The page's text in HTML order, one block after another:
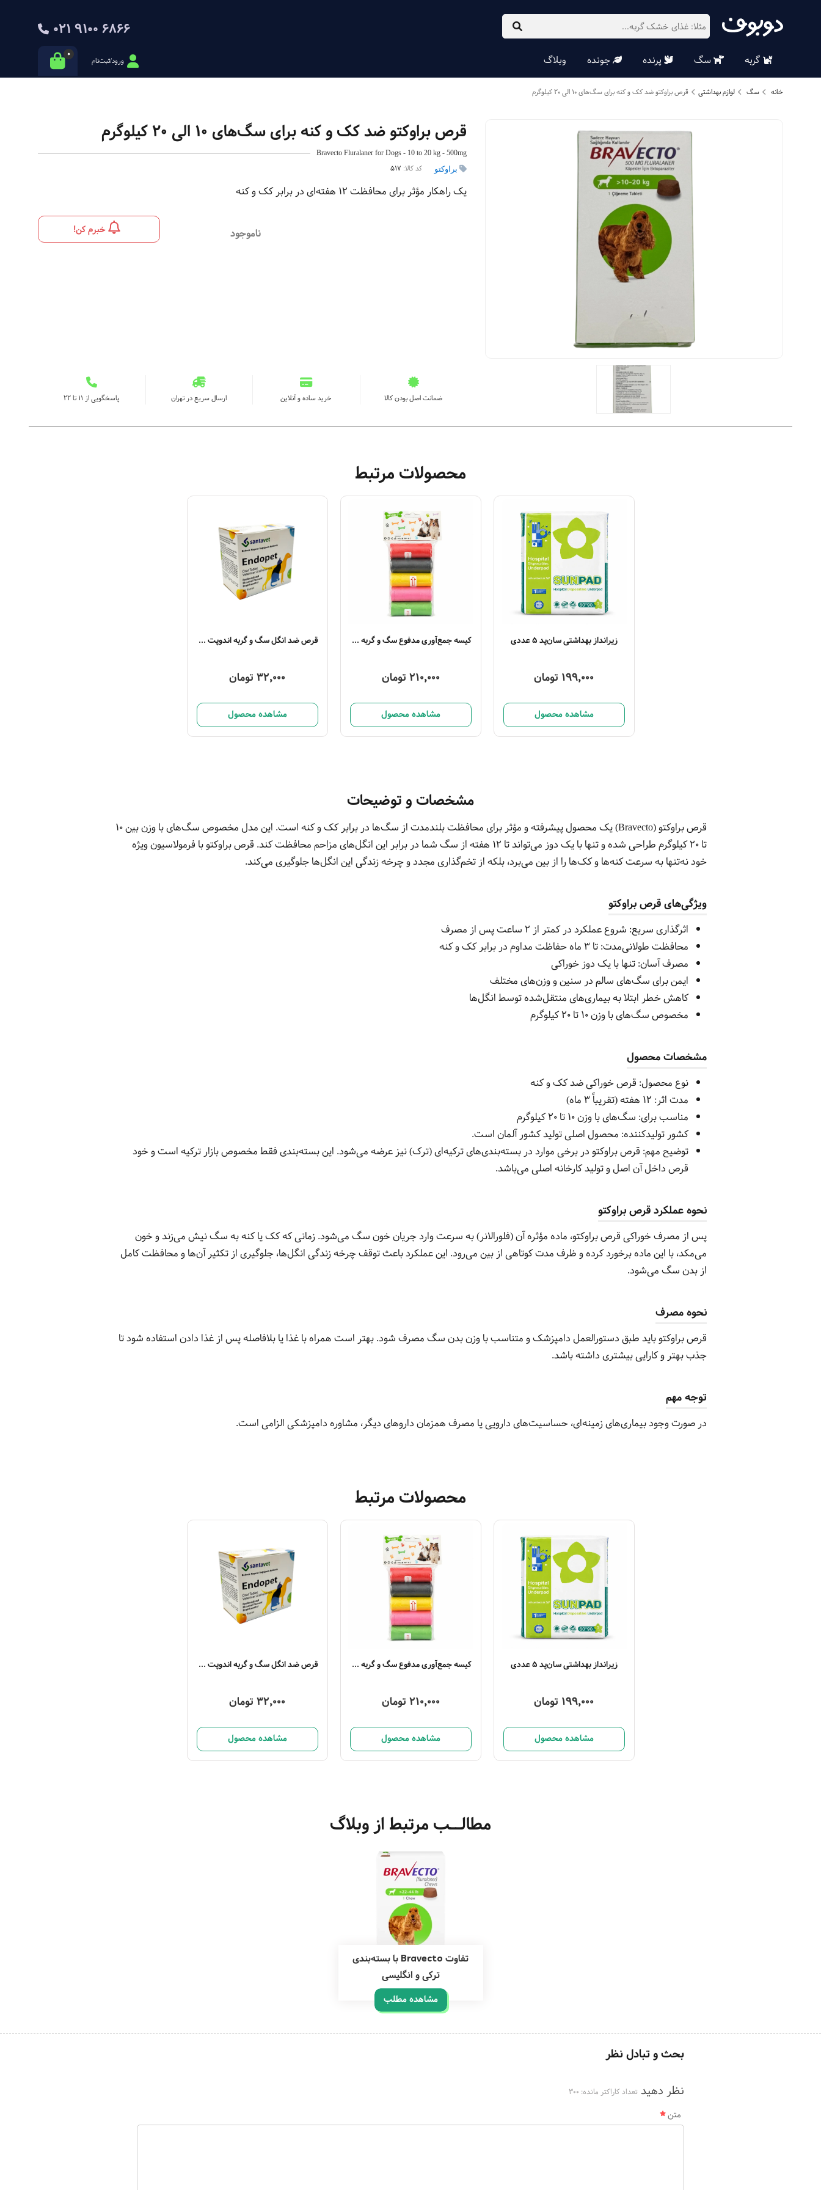
021 9100 6866
ورود/ثبت‌نام
0 گربه سگ پرنده جونده وبلاگ
خانه سگ لوازم بهداشتی قرص براوکتو ضد کک و کنه برای سگ‌های 10 الی 20 کیلوگرم
قرص براوکتو ضد کک و کنه برای سگ‌های 10 الی 20 کیلوگرم
Bravecto Fluralaner for Dogs - 10 to 20 kg - 500mg
براوکتو کد کالا:
یک راهکار مؤثر برای محافظت ۱۲ هفته‌ای در برابر کک و کنه
ناموجود خبرم کن!
ضمانت اصل بودن کالا خرید ساده و آنلاین ارسال سریع در تهران پاسخگویی از ۱۱ تا ۲۲
محصولات مرتبط
زیرانداز بهداشتی سان‌پد 5 عددی
199,000 تومان
مشاهده محصول
کیسه جمع‌آوری مدفوع سگ و گربه 5 عددی
210,000 تومان
مشاهده محصول
قرص ضد انگل سگ و گربه اندوپت 1 عددی
32,000 تومان
مشاهده محصول
مشخصات و توضیحات
قرص براوکتو (Bravecto) یک محصول پیشرفته و مؤثر برای محافظت بلندمدت از سگ‌ها در برابر کک و کنه است. این مدل مخصوص سگ‌های با وزن بین ۱۰
تا ۲۰ کیلوگرم طراحی شده و تنها با یک دوز می‌تواند تا ۱۲ هفته از سگ شما در برابر این انگل‌های مزاحم محافظت کند. قرص براوکتو با فرمولاسیون ویژه
خود نه‌تنها به سرعت کنه‌ها و کک‌ها را از بین می‌برد، بلکه از تخم‌گذاری مجدد و چرخه زندگی این انگل‌ها جلوگیری می‌کند.
ویژگی‌های قرص براوکتو
اثرگذاری سریع: شروع عملکرد در کمتر از ۲ ساعت پس از مصرف
محافظت طولانی‌مدت: تا ۳ ماه حفاظت مداوم در برابر کک و کنه
مصرف آسان: تنها با یک دوز خوراکی
ایمن برای سگ‌های سالم در سنین و وزن‌های مختلف
کاهش خطر ابتلا به بیماری‌های منتقل‌شده توسط انگل‌ها
مخصوص سگ‌های با وزن ۱۰ تا ۲۰ کیلوگرم
مشخصات محصول
نوع محصول: قرص خوراکی ضد کک و کنه
مدت اثر: ۱۲ هفته (تقریباً ۳ ماه)
مناسب برای: سگ‌های با وزن ۱۰ تا ۲۰ کیلوگرم
کشور تولیدکننده: محصول اصلی تولید کشور آلمان است.
توضیح مهم: قرص براوکتو در برخی موارد در بسته‌بندی‌های ترکیه‌ای (ترک) نیز عرضه می‌شود. این بسته‌بندی فقط مخصوص بازار ترکیه است و خود
قرص داخل آن اصل و تولید کارخانه اصلی می‌باشد.
نحوه عملکرد قرص براوکتو
پس از مصرف خوراکی قرص براوکتو، ماده مؤثره آن (فلورالانر) به سرعت وارد جریان خون سگ می‌شود. زمانی که کک یا کنه به سگ نیش می‌زند و خون
می‌مکد، با این ماده برخورد کرده و ظرف مدت کوتاهی از بین می‌رود. این عملکرد باعث توقف چرخه زندگی انگل‌ها، جلوگیری از تکثیر آن‌ها و محافظت کامل
از بدن سگ می‌شود.
نحوه مصرف
قرص براوکتو باید طبق دستورالعمل دامپزشک و متناسب با وزن بدن سگ مصرف شود. بهتر است همراه با غذا یا بلافاصله پس از غذا دادن استفاده شود تا
جذب بهتر و کارایی بیشتری داشته باشد.
توجه مهم
در صورت وجود بیماری‌های زمینه‌ای، حساسیت‌های دارویی یا مصرف همزمان داروهای دیگر، مشاوره دامپزشکی الزامی است.
محصولات مرتبط
زیرانداز بهداشتی سان‌پد 5 عددی
199,000 تومان
مشاهده محصول
کیسه جمع‌آوری مدفوع سگ و گربه 5 عددی
210,000 تومان
مشاهده محصول
قرص ضد انگل سگ و گربه اندوپت 1 عددی
32,000 تومان
مشاهده محصول
مطالــب مرتبط از وبلاگ
تفاوت Bravecto با بسته‌بندی
ترکی و انگلیسی
مشاهده مطلب
بحث و تبادل نظر
نظر دهید تعداد کاراکتر مانده: 300
متن